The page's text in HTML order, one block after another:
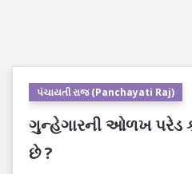
પંચાયતી રાજ (Panchayati Raj)
ગુન્હેગારની ઓળખ પરેડ
છે ?